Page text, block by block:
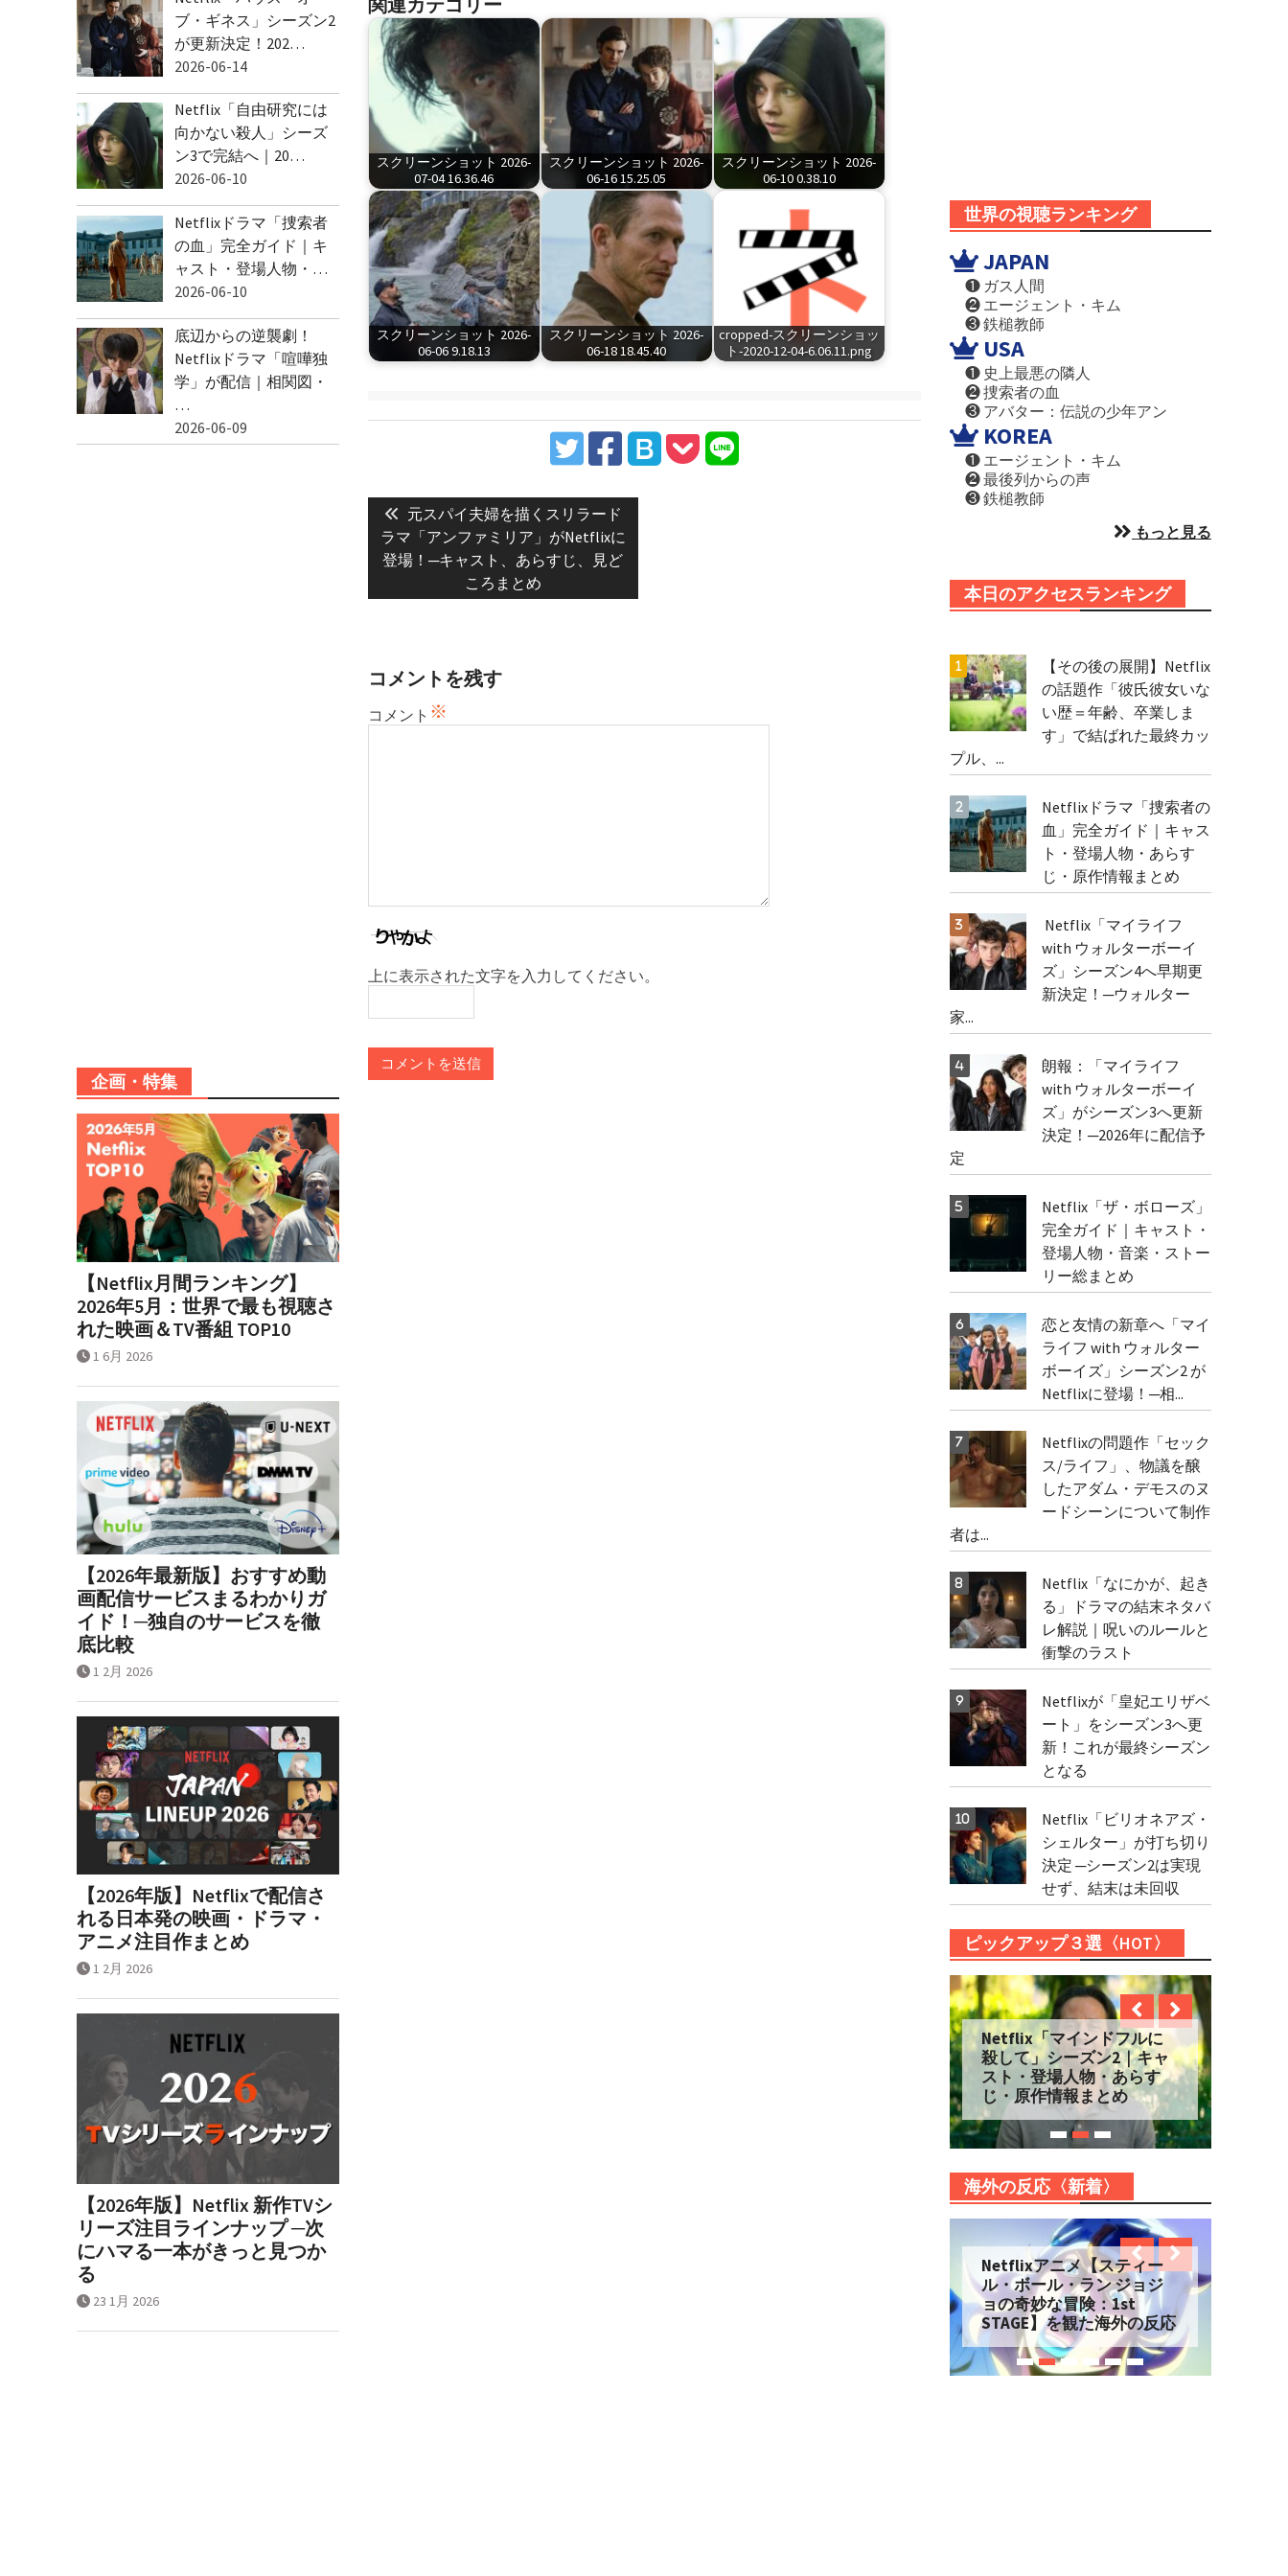
スクリーンショット 2026-
07-04 16.36.46
スクリーンショット 2026-
06-16 15.25.05
スクリーンショット 2026-
06-10 0.38.10
スクリーンショット 2026-
06-06 9.18.13
スクリーンショット 2026-
06-18 18.45.40
cropped-スクリーンショッ
ト-2020-12-04-6.06.11.png
投
稿
ナ
ビ
ゲ
ョ
ン
Previous
post:
元スパイ夫婦を描くスリラード
ラマ「アンファミリア」がNetflixに
登場！─キャスト、あらすじ、見ど
ころまとめ
コメントを残す
コメント ※
上に表示された文字を入力してください。
世界の視聴ランキング
JAPAN
❶ ガス人間
❷ エージェント・キム
❸ 鉄槌教師
USA
❶ 史上最悪の隣人
❷ 捜索者の血
❸ アバター：伝説の少年アン
KOREA
❶ エージェント・キム
❷ 最後列からの声
❸ 鉄槌教師
もっと見る
本日のアクセスランキング
【その後の展開】Netflix
の話題作「彼氏彼女いな
い歴＝年齢、卒業しま
す」で結ばれた最終カッ
プル、...
Netflixドラマ「捜索者の
血」完全ガイド｜キャス
ト・登場人物・あらす
じ・原作情報まとめ
Netflix「マイライフ
with ウォルターボーイ
ズ」シーズン4へ早期更
新決定！─ウォルター
家...
朗報：「マイライフ
with ウォルターボーイ
ズ」がシーズン3へ更新
決定！─2026年に配信予
定
Netflix「ザ・ボローズ」
完全ガイド｜キャスト・
登場人物・音楽・ストー
リー総まとめ
恋と友情の新章へ「マイ
ライフ with ウォルター
ボーイズ」シーズン2 が
Netflixに登場！─相...
Netflixの問題作「セック
ス/ライフ」、物議を醸
したアダム・デモスのヌ
ードシーンについて制作
者は...
Netflix「なにかが、起き
る」ドラマの結末ネタバ
レ解説｜呪いのルールと
衝撃のラスト
Netflixが「皇妃エリザベ
ート」をシーズン3へ更
新！これが最終シーズン
となる
Netflix「ビリオネアズ・
シェルター」が打ち切り
決定 ─シーズン2は実現
せず、結末は未回収
ピックアップ３選〈HOT〉
Netflix「マインドフルに
殺して」シーズン2｜キャ
スト・登場人物・あらす
じ・原作情報まとめ
海外の反応〈新着〉
Netflixアニメ【スティー
ル・ボール・ラン ジョジ
ョの奇妙な冒険：1st
STAGE】を観た海外の反応
ブ・ギネス」シーズン2
が更新決定！202…
2026-06-14
Netflix「自由研究には
向かない殺人」シーズ
ン3で完結へ｜20…
2026-06-10
Netflixドラマ「捜索者
の血」完全ガイド｜キ
ャスト・登場人物・…
2026-06-10
底辺からの逆襲劇！
Netflixドラマ「喧嘩独
学」が配信｜相関図・
…
2026-06-09
企画・特集
【Netflix月間ランキング】
2026年5月：世界で最も視聴さ
れた映画＆TV番組 TOP10
1 6月 2026
【2026年最新版】おすすめ動
画配信サービスまるわかりガ
イド！─独自のサービスを徹
底比較
1 2月 2026
【2026年版】Netflixで配信さ
れる日本発の映画・ドラマ・
アニメ注目作まとめ
1 2月 2026
【2026年版】Netflix 新作TVシ
リーズ注目ラインナップ ─次
にハマる一本がきっと見つか
る
23 1月 2026